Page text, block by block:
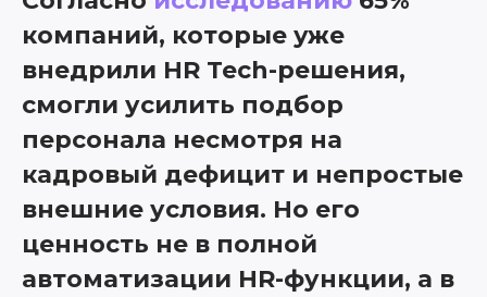
компаний, которые уже
внедрили HR Tech-решения,
смогли усилить подбор
персонала несмотря на
кадровый дефицит и непростые
внешние условия. Но его
ценность не в полной
автоматизации HR-функции, а в